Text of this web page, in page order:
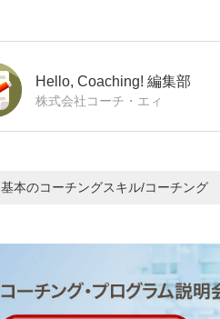
Hello, Coaching! 編集部
株式会社コーチ・エィ
基本のコーチングスキル/コーチング